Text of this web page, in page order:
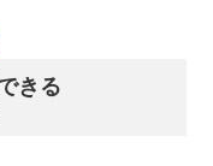
きる